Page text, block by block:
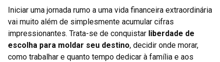
Iniciar uma jornada rumo a uma vida financeira extraordinária
vai muito além de simplesmente acumular cifras
impressionantes. Trata-se de conquistar liberdade de
escolha para moldar seu destino, decidir onde morar,
como trabalhar e quanto tempo dedicar à família e aos